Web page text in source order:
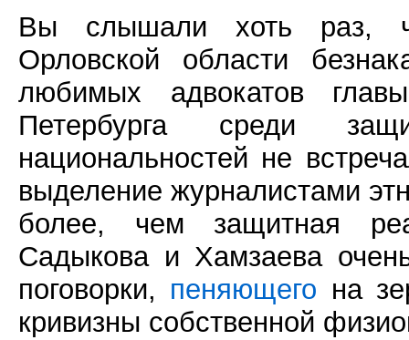
Вы слышали хоть раз,
Орловской области
любимых адвокатов
Петербурга среди
национальностей не
выделение журналистами
более, чем защитная
Садыкова и Хамзаева
поговорки, пеняющего на
кривизны собственной